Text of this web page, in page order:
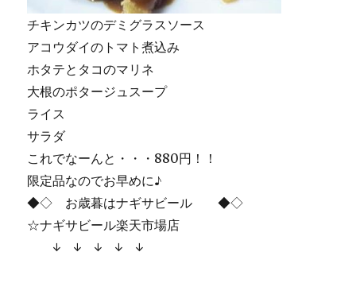
チキンカツのデミグラスソース
アコウダイのトマト煮込み
ホタテとタコのマリネ
大根のポタージュスープ
ライス
サラダ
これでなーんと・・・880円！！
限定品なのでお早めに♪
◆◇ お歳暮はナギサビール ◆◇
☆ナギサビール楽天市場店
↓ ↓ ↓ ↓ ↓